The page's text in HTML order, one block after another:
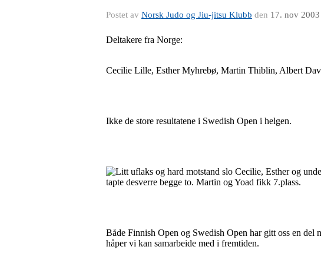
Postet av Norsk Judo og Jiu-jitsu Klubb den 17. nov 2003
Deltakere fra Norge:
Cecilie Lille, Esther Myhrebø, Martin Thiblin, Albert
Ikke de store resultatene i Swedish Open i helgen.
Litt uflaks og hard motstand slo Cecilie, Esther og
tapte desverre begge to. Martin og Yoad fikk 7.plass.
Både Finnish Open og Swedish Open har gitt oss en
håper vi kan samarbeide med i fremtiden.